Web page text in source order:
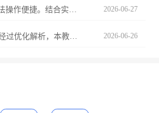
2026-06-27
谷歌浏览器下载及安装流程经过优化解析，本教程分享实用方法，帮助用户快速完成安装，提高浏览器使用效率。 2026-06-26